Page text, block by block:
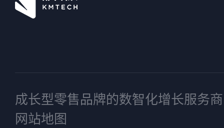
成长型零售品牌的数智化增长服务商
网站地图